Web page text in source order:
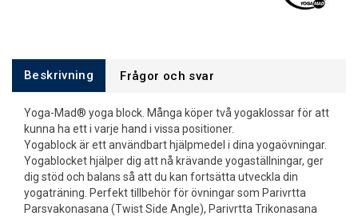
Beskrivning Frågor och svar
Yoga-Mad® yoga block. Många köper två yogaklossar för att
kunna ha ett i varje hand i vissa positioner.
Yogablock är ett användbart hjälpmedel i dina yogaövningar.
Yogablocket hjälper dig att nå krävande yogaställningar, ger
dig stöd och balans så att du kan fortsätta utveckla din
yogaträning. Perfekt tillbehör för övningar som Parivrtta
Parsvakonasana (Twist Side Angle), Parivrtta Trikonasana